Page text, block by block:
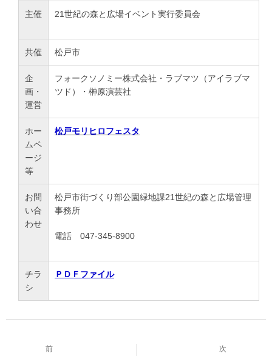
主催 21世紀の森と広場イベント実行委員会
共催 松戸市
企
画・
運営
フォークソノミー株式会社・ラブマツ（アイラブマ
ツド）・榊原演芸社
ホー
ムペ
ージ
等
松戸モリヒロフェスタ
お問
い合
わせ
松戸市街づくり部公園緑地課21世紀の森と広場管理
事務所
電話 047-345-8900
チラ
シ
ＰＤＦファイル
前 次